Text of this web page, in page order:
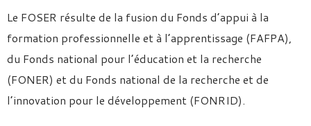
Le FOSER résulte de la fusion du Fonds d’appui à la
formation professionnelle et à l’apprentissage (FAFPA),
du Fonds national pour l’éducation et la recherche
(FONER) et du Fonds national de la recherche et de
l’innovation pour le développement (FONRID).